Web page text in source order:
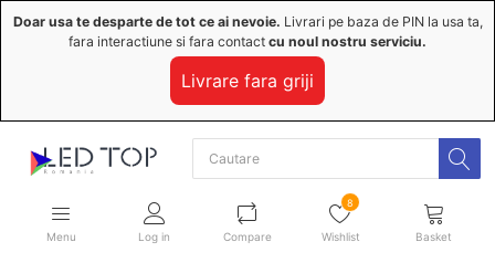
Doar usa te desparte de tot ce ai nevoie. Livrari pe baza de PIN la usa ta,
fara interactiune si fara contact cu noul nostru serviciu.
Livrare fara griji
Menu Log in Compare
8
Wishlist Basket